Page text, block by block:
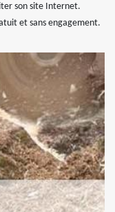
son site Internet.
et sans engagement.